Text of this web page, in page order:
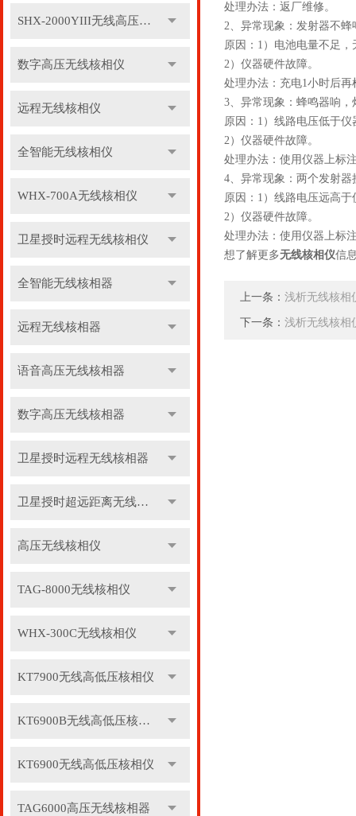
SHX-2000YIII无线高压核相仪
数字高压无线核相仪
远程无线核相仪
全智能无线核相仪
WHX-700A无线核相仪
卫星授时远程无线核相仪
全智能无线核相器
远程无线核相器
语音高压无线核相器
数字高压无线核相器
卫星授时远程无线核相器
卫星授时超远距离无线核相器
高压无线核相仪
TAG-8000无线核相仪
WHX-300C无线核相仪
KT7900无线高低压核相仪
KT6900B无线高低压核相仪
KT6900无线高低压核相仪
TAG6000高压无线核相器
处理办法：返厂维修。
2、异常现象：发射器不蜂
原因：1）电池电量不足，
2）仪器硬件故障。
处理办法：充电1小时后
3、异常现象：蜂鸣器响
原因：1）线路电压低于
2）仪器硬件故障。
处理办法：使用仪器上标
4、异常现象：两个发射
原因：1）线路电压远高
2）仪器硬件故障。
处理办法：使用仪器上标
想了解更多无线核相仪信
上一条： 浅析无线核相
下一条： 浅析无线核相